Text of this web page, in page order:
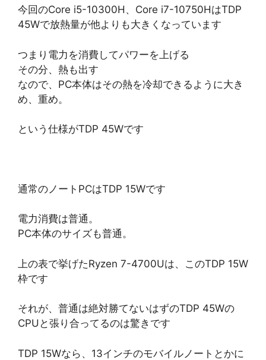
今回のCore i5-10300H、Core i7-10750HはTDP
45Wで放熱量が他よりも大きくなっています
つまり電力を消費してパワーを上げる
その分、熱も出す
なので、PC本体はその熱を冷却できるように大き
め、重め。
という仕様がTDP 45Wです
通常のノートPCはTDP 15Wです
電力消費は普通。
PC本体のサイズも普通。
上の表で挙げたRyzen 7-4700Uは、このTDP 15W
枠です
それが、普通は絶対勝てないはずのTDP 45Wの
CPUと張り合ってるのは驚きです
TDP 15Wなら、13インチのモバイルノートとかに